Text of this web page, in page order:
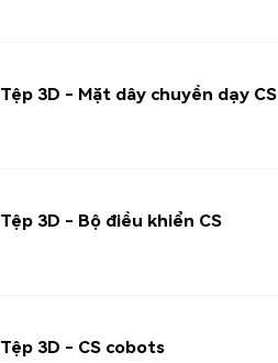
Tệp 3D - Mặt dây chuyền dạy CS
Tệp 3D - Bộ điều khiển CS
Tệp 3D - CS cobots